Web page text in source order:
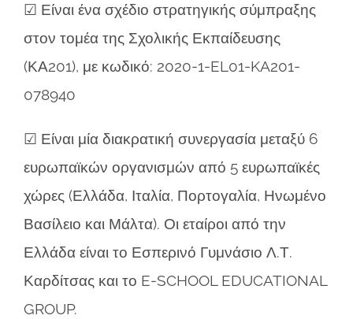
☑ Είναι ένα σχέδιο στρατηγικής σύμπραξης
στον τομέα της Σχολικής Εκπαίδευσης
(ΚΑ201), με κωδικό: 2020-1-EL01-KA201-
078940
☑ Είναι μία διακρατική συνεργασία μεταξύ 6
ευρωπαϊκών οργανισμών από 5 ευρωπαϊκές
χώρες (Ελλάδα, Ιταλία, Πορτογαλία, Ηνωμένο
Βασίλειο και Μάλτα). Οι εταίροι από την
Ελλάδα είναι το Εσπερινό Γυμνάσιο Λ.Τ.
Καρδίτσας και το E-SCHOOL EDUCATIONAL
GROUP.